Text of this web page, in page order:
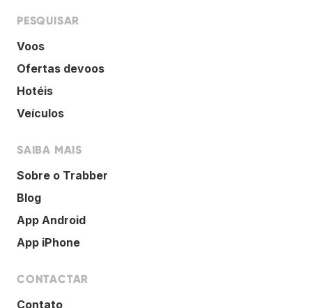
PESQUISAR
Voos
Ofertas devoos
Hotéis
Veículos
SAIBA MAIS
Sobre o Trabber
Blog
App Android
App iPhone
CONTACTAR
Contato